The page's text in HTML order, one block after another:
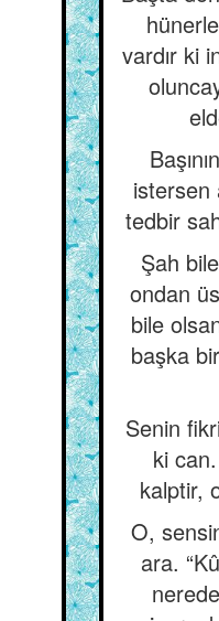
vardır ki
istersen
tedbir
Şah
ondan
bile
başka
Senin
ki
kalptir,
O,
ara.